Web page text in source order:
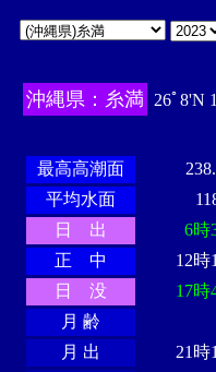
沖縄県：糸満 26ﾟ8'N
最高高潮面
平均水面
日 出
6時
正 中
12時
日 没
17時
月 齢
月 出
21時